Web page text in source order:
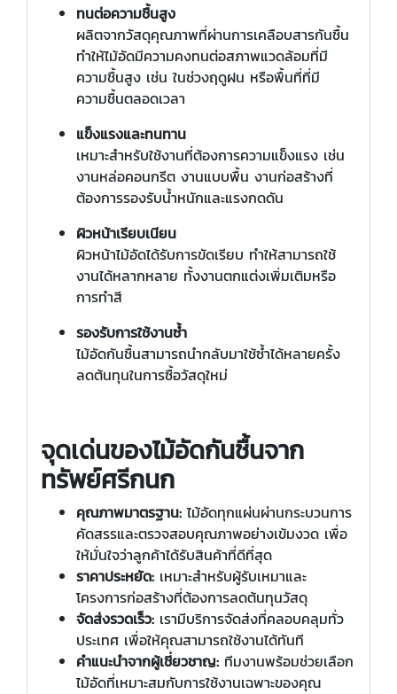
ทนต่อความชื้นสูง
ผลิตจากวัสดุคุณภาพที่ผ่านการเคลือบสารกันชื้น
ทำให้ไม้อัดมีความคงทนต่อสภาพแวดล้อมที่มี
ความชื้นสูง เช่น ในช่วงฤดูฝน หรือพื้นที่ที่มี
ความชื้นตลอดเวลา
แข็งแรงและทนทาน
เหมาะสำหรับใช้งานที่ต้องการความแข็งแรง เช่น
งานหล่อคอนกรีต งานแบบพื้น งานก่อสร้างที่
ต้องการรองรับน้ำหนักและแรงกดดัน
ผิวหน้าเรียบเนียน
ผิวหน้าไม้อัดได้รับการขัดเรียบ ทำให้สามารถใช้
งานได้หลากหลาย ทั้งงานตกแต่งเพิ่มเติมหรือ
การทำสี
รองรับการใช้งานซ้ำ
ไม้อัดกันชื้นสามารถนำกลับมาใช้ซ้ำได้หลายครั้ง
ลดต้นทุนในการซื้อวัสดุใหม่
จุดเด่นของไม้อัดกันชื้นจาก
ทรัพย์ศรีกนก
คุณภาพมาตรฐาน: ไม้อัดทุกแผ่นผ่านกระบวนการ
คัดสรรและตรวจสอบคุณภาพอย่างเข้มงวด เพื่อ
ให้มั่นใจว่าลูกค้าได้รับสินค้าที่ดีที่สุด
ราคาประหยัด: เหมาะสำหรับผู้รับเหมาและ
โครงการก่อสร้างที่ต้องการลดต้นทุนวัสดุ
จัดส่งรวดเร็ว: เรามีบริการจัดส่งที่คลอบคลุมทั่ว
ประเทศ เพื่อให้คุณสามารถใช้งานได้ทันที
คำแนะนำจากผู้เชี่ยวชาญ: ทีมงานพร้อมช่วยเลือก
ไม้อัดที่เหมาะสมกับการใช้งานเฉพาะของคุณ